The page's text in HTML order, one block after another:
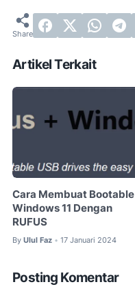
Artikel Terkait
Cara Membuat Bootable
Windows 11 Dengan
RUFUS
By Ulul Faz • 17 Januari 2024
Posting Komentar